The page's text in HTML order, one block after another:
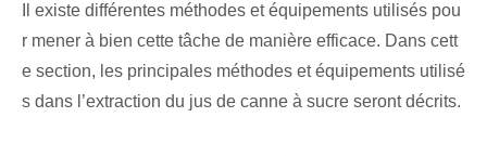
Il existe différentes méthodes et équipements utilisés pou
r mener à bien cette tâche de manière efficace. Dans cett
e section, les principales méthodes et équipements utilisé
s dans l’extraction du jus de canne à sucre seront décrits.